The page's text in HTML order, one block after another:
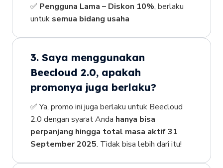
✅ Pengguna Lama – Diskon 10%, berlaku
untuk semua bidang usaha
3. Saya menggunakan
Beecloud 2.0, apakah
promonya juga berlaku?
✅ Ya, promo ini juga berlaku untuk Beecloud
2.0 dengan syarat Anda hanya bisa
perpanjang hingga total masa aktif 31
September 2025. Tidak bisa lebih dari itu!